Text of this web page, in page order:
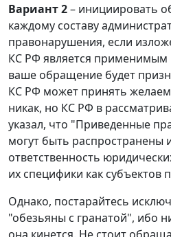
Вариант 2– инициировать
каждому составу
правонарушения, если
КС РФ является применимым
ваше обращение будет
КС РФ может принять
никак, но КС РФ в
указал, что "Приведенные
могут быть распространены
ответственность
их специфики как субъектов
Однако, постарайтесь
"обезьяны с гранатой", ибо